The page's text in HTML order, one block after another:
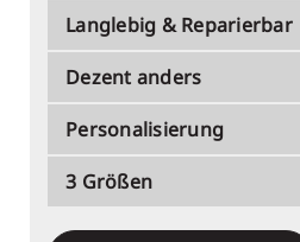
Langlebig & Reparierbar
Dezent anders
Personalisierung
3 Größen